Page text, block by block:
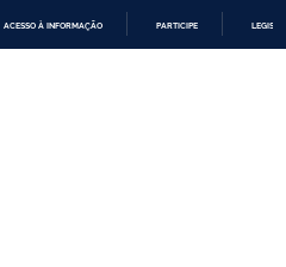
ACESSO À INFORMAÇÃO PARTICIPE